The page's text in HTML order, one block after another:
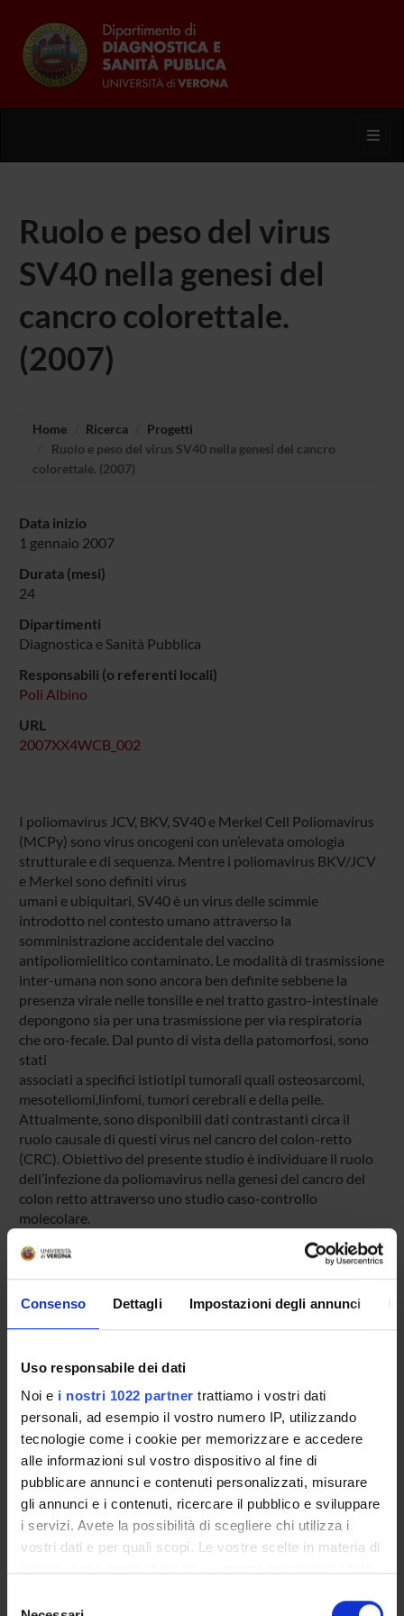
Consenso Dettagli Impostazioni degli annunci
Uso responsabile dei dati
Noi e i nostri 1022 partner trattiamo i vostri dati
personali, ad esempio il vostro numero IP, utilizzando
tecnologie come i cookie per memorizzare e accedere
alle informazioni sul vostro dispositivo al fine di
pubblicare annunci e contenuti personalizzati, misurare
gli annunci e i contenuti, ricercare il pubblico e sviluppare
i servizi. Avete la possibilità di scegliere chi utilizza i
vostri dati e per quali scopi. Le vostre scelte in materia di
modificare o revocare il proprio consenso in qualsiasi
Ruolo e peso del virus
SV40 nella genesi del
cancro colorettale.
(2007)
Home Ricerca
Progetti
Ruolo e peso del virus SV40 nella genesi del cancro
colorettale. (2007)
Data inizio
1 gennaio 2007
Durata (mesi)
24
Dipartimenti
Diagnostica e Sanità Pubblica
Responsabili (o referenti locali)
Poli Albino
URL
2007XX4WCB_002
I poliomavirus JCV, BKV, SV40 e Merkel Cell Poliomavirus
(MCPy) sono virus oncogeni con un’elevata omologia
strutturale e di sequenza. Mentre i poliomavirus BKV/JCV
e Merkel sono definiti virus
umani e ubiquitari, SV40 è un virus delle scimmie
introdotto nel contesto umano attraverso la
somministrazione accidentale del vaccino
antipoliomielitico contaminato. Le modalità di trasmissione
inter-umana non sono ancora ben definite sebbene la
presenza virale nelle tonsille e nel tratto gastro-intestinale
depongono sia per una trasmissione per via respiratoria
che oro-fecale. Dal punto di vista della patomorfosi, sono
stati
associati a specifici istiotipi tumorali quali osteosarcomi,
mesoteliomi,linfomi, tumori cerebrali e della pelle.
Attualmente, sono disponibili dati contrastanti circa il
ruolo causale di questi virus nel cancro del colon-retto
(CRC). Obiettivo del presente studio è individuare il ruolo
dell’infezione da poliomavirus nella genesi del cancro del
colon retto attraverso uno studio caso-controllo
molecolare.
ENTI FINANZIATORI:
Ministero dell'Istruzione dell'Università e della Ricerca
Finanziamento:assegnato e gestito dal Dipartimento
Nazionale
MIUR - PRIN
Finanziamento:assegnato e gestito dal Dipartimento
PARTECIPANTI AL PROGETTO
William Mantovani
Professore a contratto
Tecnico-Amministrativo